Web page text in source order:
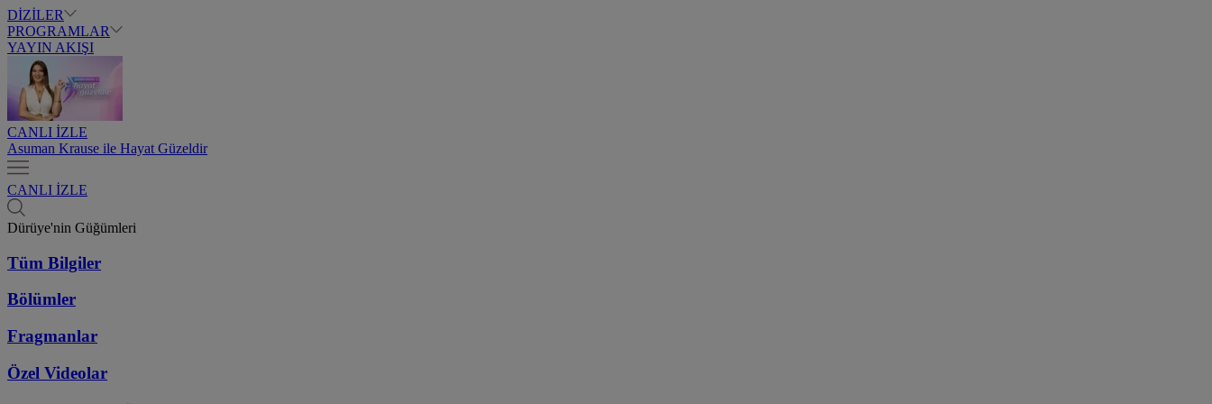
DİZİLER
PROGRAMLAR
YAYIN AKIŞI
CANLI İZLE
Asuman Krause ile Hayat Güzeldir
CANLI İZLE
Dürüye'nin Güğümleri
Tüm Bilgiler
Bölümler
Fragmanlar
Özel Videolar